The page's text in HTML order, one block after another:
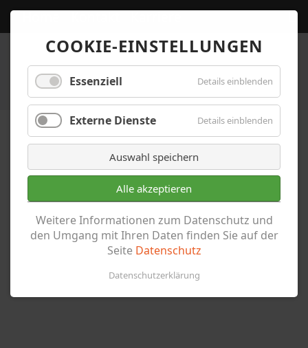
Home Kontakt Karriere
Archiv
COOKIE-EINSTELLUNGEN
Essenziell Details einblenden
Externe Dienste Details einblenden
Auswahl speichern
Alle akzeptieren
Weitere Informationen zum Datenschutz und
den Umgang mit Ihren Daten finden Sie auf der
Seite Datenschutz
Datenschutzerklärung